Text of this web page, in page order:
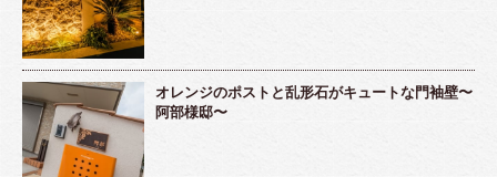
オレンジのポストと乱形石がキュートな門袖壁〜
阿部様邸〜